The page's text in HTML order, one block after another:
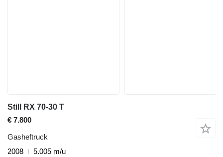
Still RX 70-30 T
€ 7.800
Gasheftruck
2008
5.005 m/u